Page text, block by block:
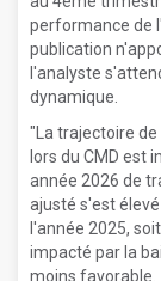
performance de
publication
l'analyste
dynamique.
"La trajectoire
lors du CMD est
année 2026 de
ajusté s'est
l'année 2025,
impacté par la
moins favorable.